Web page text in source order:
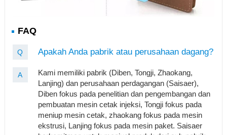
FAQ
Q Apakah Anda pabrik atau perusahaan dagang?
A
Kami memiliki pabrik (Diben, Tongji, Zhaokang,
Lanjing) dan perusahaan perdagangan (Saisaer),
Diben fokus pada penelitian dan pengembangan dan
pembuatan mesin cetak injeksi, Tongji fokus pada
meniup mesin cetak, zhaokang fokus pada mesin
ekstrusi, Lanjing fokus pada mesin paket. Saisaer